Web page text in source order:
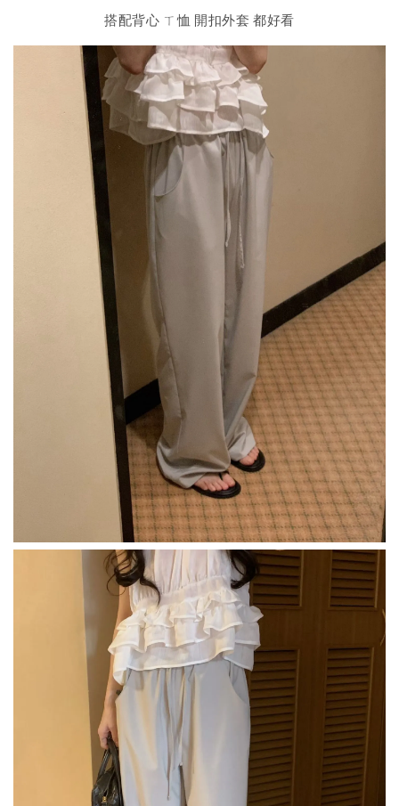
搭配背心 ㄒ恤 開扣外套 都好看